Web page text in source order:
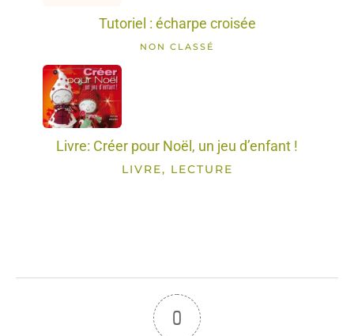
Tutoriel : écharpe croisée
NON CLASSÉ
Livre: Créer pour Noël, un jeu d’enfant !
LIVRE, LECTURE
0